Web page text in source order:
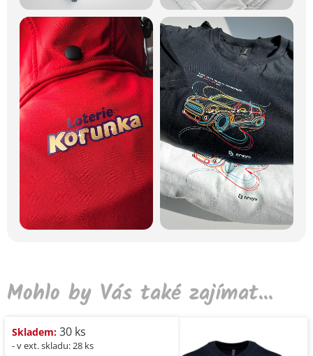
Mohlo by Vás také zajímat...
Skladem: 30 ks
- v ext. skladu: 28 ks